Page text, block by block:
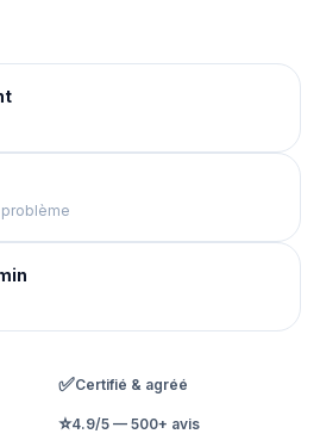
✅Certifié & agréé
⭐4.9/5 — 500+ avis